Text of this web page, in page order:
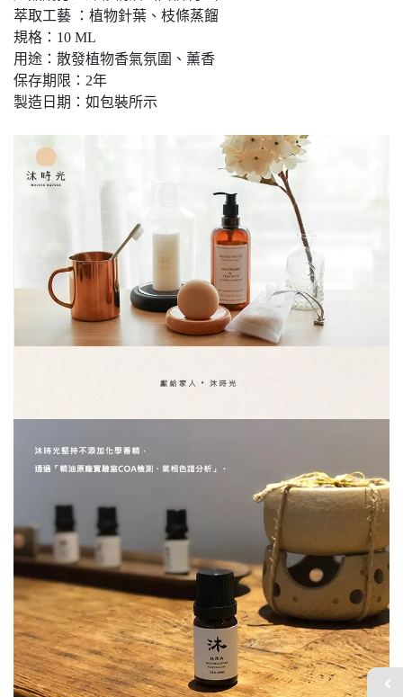
萃取工藝 ：植物針葉、枝條蒸餾
規格：10 ML
用途：散發植物香氣氛圍、薰香
保存期限：2年
製造日期：如包裝所示